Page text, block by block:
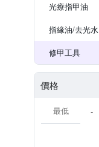
光療指甲油
指緣油/去光水
修甲工具
價格
-